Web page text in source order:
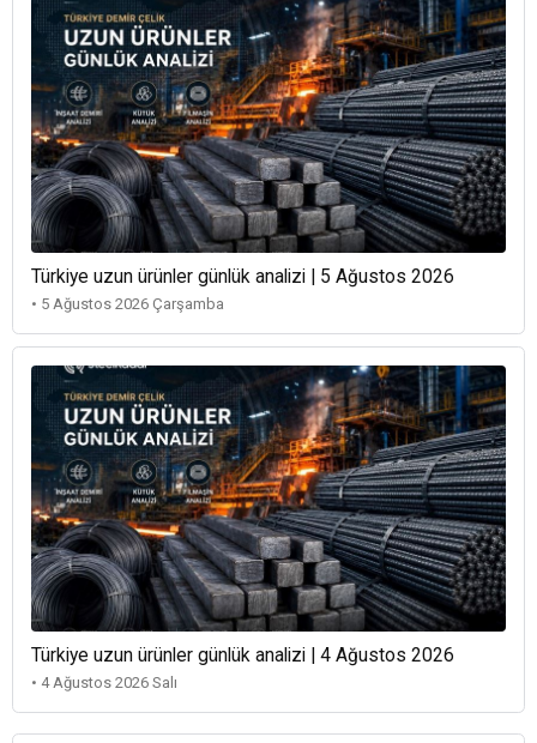
Türkiye uzun ürünler günlük analizi | 5 Ağustos 2026
• 5 Ağustos 2026 Çarşamba
Türkiye uzun ürünler günlük analizi | 4 Ağustos 2026
• 4 Ağustos 2026 Salı